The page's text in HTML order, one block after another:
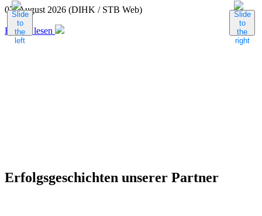
07. August 2026 (DIHK / STB Web)
Beitrag lesen
Erfolgsgeschichten unserer Partner